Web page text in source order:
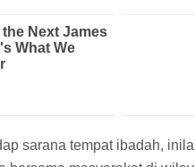
sarana tempat ibadah,